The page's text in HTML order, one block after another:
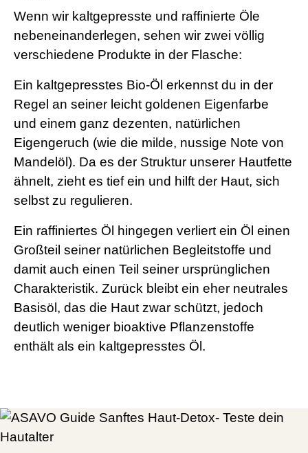
Wenn wir kaltgepresste und raffinierte Öle
nebeneinanderlegen, sehen wir zwei völlig
verschiedene Produkte in der Flasche:
Ein kaltgepresstes Bio-Öl erkennst du in der
Regel an seiner leicht goldenen Eigenfarbe
und einem ganz dezenten, natürlichen
Eigengeruch (wie die milde, nussige Note von
Mandelöl). Da es der Struktur unserer Hautfette
ähnelt, zieht es tief ein und hilft der Haut, sich
selbst zu regulieren.
Ein raffiniertes Öl hingegen verliert ein Öl einen
Großteil seiner natürlichen Begleitstoffe und
damit auch einen Teil seiner ursprünglichen
Charakteristik. Zurück bleibt ein eher neutrales
Basisöl, das die Haut zwar schützt, jedoch
deutlich weniger bioaktive Pflanzenstoffe
enthält als ein kaltgepresstes Öl.